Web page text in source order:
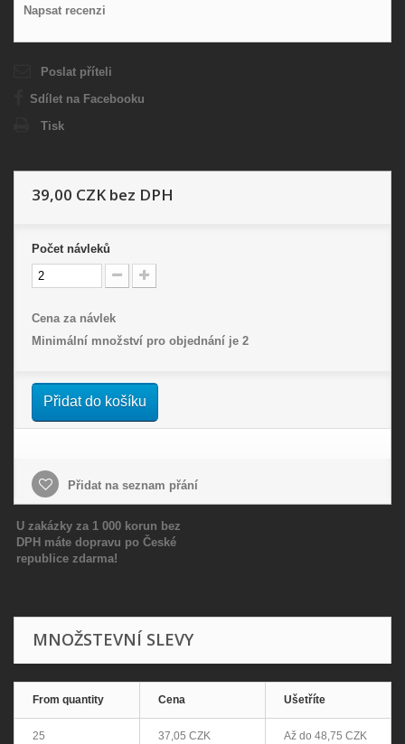
Napsat recenzi
Poslat příteli
Sdílet na Facebooku
Tisk
39,00 CZK bez DPH
Počet návleků
Cena za návlek
Minimální množství pro objednání je 2
Přidat do košíku
Přidat na seznam přání
U zakázky za 1 000 korun bez
DPH máte dopravu po České
republice zdarma!
MNOŽSTEVNÍ SLEVY
From quantity Cena Ušetříte
25 37,05 CZK Až do 48,75 CZK